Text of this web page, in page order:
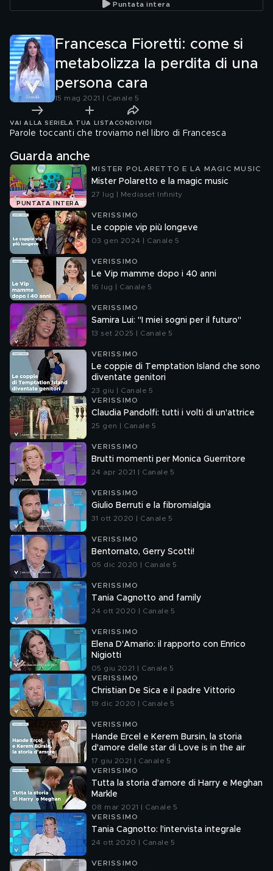
Puntata intera
Francesca Fioretti: come si
metabolizza la perdita di una
persona cara
15 mag 2021 | Canale 5
VAI ALLA SERIE LA TUA LISTA CONDIVIDI
Parole toccanti che troviamo nel libro di Francesca
Guarda anche
PUNTATA INTERA
MISTER POLARETTO E LA MAGIC MUSIC
Mister Polaretto e la magic music
27 lug | Mediaset Infinity
VERISSIMO
Le coppie vip più longeve
03 gen 2024 | Canale 5
VERISSIMO
Le Vip mamme dopo i 40 anni
16 lug | Canale 5
VERISSIMO
Samira Lui: "I miei sogni per il futuro"
13 set 2025 | Canale 5
VERISSIMO
Le coppie di Temptation Island che sono
diventate genitori
23 giu | Canale 5
VERISSIMO
Claudia Pandolfi: tutti i volti di un'attrice
25 gen | Canale 5
VERISSIMO
Brutti momenti per Monica Guerritore
24 apr 2021 | Canale 5
VERISSIMO
Giulio Berruti e la fibromialgia
31 ott 2020 | Canale 5
VERISSIMO
Bentornato, Gerry Scotti!
05 dic 2020 | Canale 5
VERISSIMO
Tania Cagnotto and family
24 ott 2020 | Canale 5
VERISSIMO
Elena D'Amario: il rapporto con Enrico
Nigiotti
05 giu 2021 | Canale 5
VERISSIMO
Christian De Sica e il padre Vittorio
19 dic 2020 | Canale 5
VERISSIMO
Hande Ercel e Kerem Bursin, la storia
d'amore delle star di Love is in the air
17 giu 2021 | Canale 5
VERISSIMO
Tutta la storia d'amore di Harry e Meghan
Markle
08 mar 2021 | Canale 5
VERISSIMO
Tania Cagnotto: l'intervista integrale
24 ott 2020 | Canale 5
VERISSIMO